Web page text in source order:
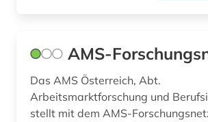
erziehungswesen (1)
erzählen (1)
AMS-
Das AMS Österreich, Abt.
Arbeitsmarktforschung und
stellt mit dem AMS-